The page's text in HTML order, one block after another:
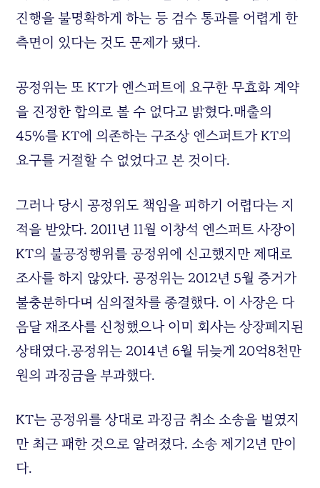
진행을 불명확하게 하는 등 검수 통과를 어렵게 한
측면이 있다는 것도 문제가 됐다.
공정위는 또KT가 엔스퍼트에 요구한 무효화 계약
을 진정한 합의로 볼 수 없다고 밝혔다.매출의
45%를KT에 의존하는 구조상 엔스퍼트가KT의
요구를 거절할 수 없었다고 본 것이다.
그러나 당시 공정위도 책임을 피하기 어렵다는 지
적을 받았다. 2011년11월 이창석 엔스퍼트 사장이
KT의 불공정행위를 공정위에 신고했지만 제대로
조사를 하지 않았다.공정위는2012년5월 증거가
불충분하다며 심의절차를 종결했다. 이 사장은 다
음달 재조사를 신청했으나 이미 회사는 상장폐지된
상태였다.공정위는2014년 6월 뒤늦게20억8천만
원의 과징금을 부과했다.
KT는 공정위를 상대로 과징금 취소 소송을 벌였지
만 최근 패한 것으로 알려졌다.소송 제기2년 만이
다.